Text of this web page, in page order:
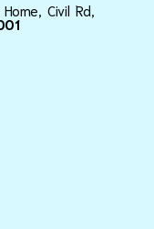
Civil Rd,